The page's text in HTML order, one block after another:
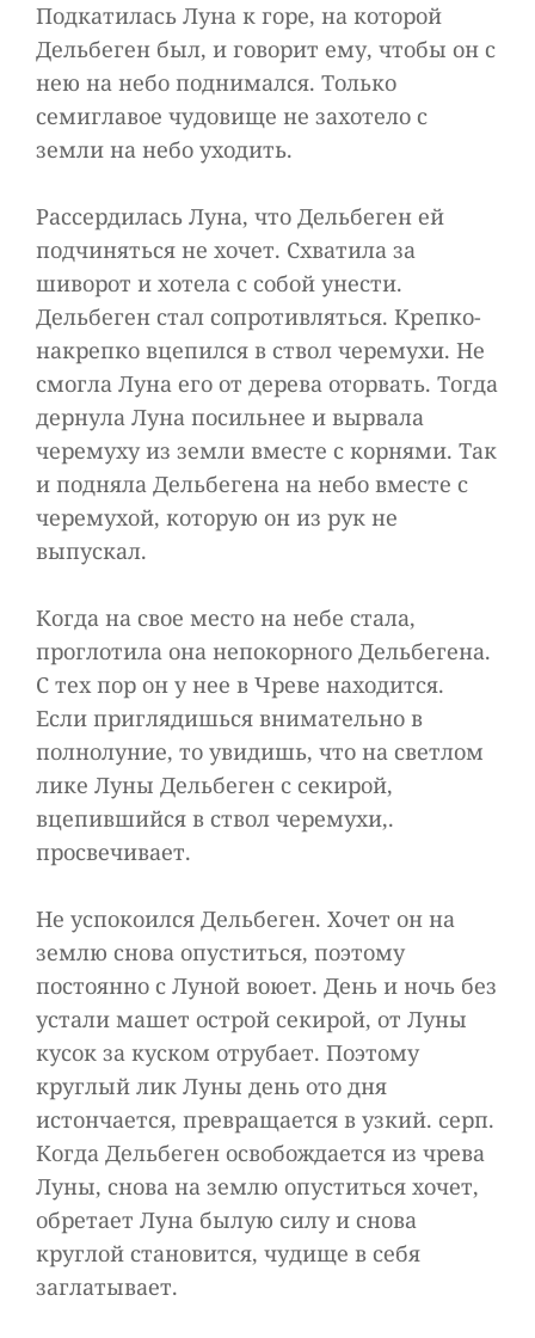
Подкатилась Луна к горе, на которой
Дельбеген был, и говорит ему, чтобы он с
нею на небо поднимался. Только
семиглавое чудовище не захотело с
земли на небо уходить.
Рассердилась Луна, что Дельбеген ей
подчиняться не хочет. Схватила за
шиворот и хотела с собой унести.
Дельбеген стал сопротивляться. Крепко-
накрепко вцепился в ствол черемухи. Не
смогла Луна его от дерева оторвать. Тогда
дернула Луна посильнее и вырвала
черемуху из земли вместе с корнями. Так
и подняла Дельбегена на небо вместе с
черемухой, которую он из рук не
выпускал.
Когда на свое место на небе стала,
проглотила она непокорного Дельбегена.
С тех пор он у нее в Чреве находится.
Если приглядишься внимательно в
полнолуние, то увидишь, что на светлом
лике Луны Дельбеген с секирой,
вцепившийся в ствол черемухи,.
просвечивает.
Не успокоился Дельбеген. Хочет он на
землю снова опуститься, поэтому
постоянно с Луной воюет. День и ночь без
устали машет острой секирой, от Луны
кусок за куском отрубает. Поэтому
круглый лик Луны день ото дня
истончается, превращается в узкий. серп.
Когда Дельбеген освобождается из чрева
Луны, снова на землю опуститься хочет,
обретает Луна былую силу и снова
круглой становится, чудище в себя
заглатывает.